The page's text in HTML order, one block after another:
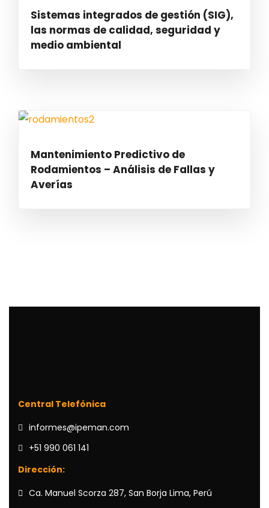
Sistemas integrados de gestión (SIG),
las normas de calidad, seguridad y
medio ambiental
Mantenimiento Predictivo de
Rodamientos – Análisis de Fallas y
Averías
Central Telefónica
informes@ipeman.com
+51 990 061 141
Dirección:
Ca. Manuel Scorza 287, San Borja Lima, Perú